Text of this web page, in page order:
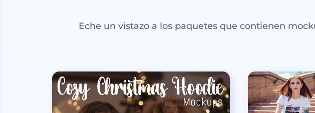
Eche un vistazo a los paquetes que contienen